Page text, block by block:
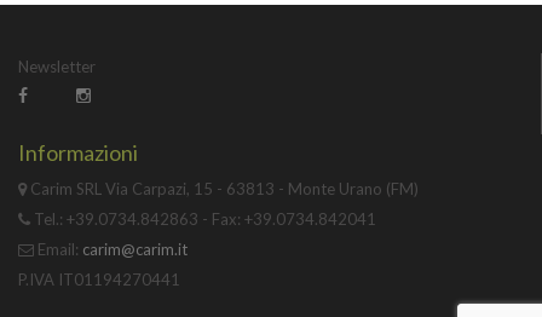
Newsletter
Informazioni
Carim SRL Via Carpazi, 15 - 63813 - Monte Urano (FM)
Tel.: +39.0734.842863 - Fax: +39.0734.842041
Email: carim@carim.it
P.IVA IT01194270441